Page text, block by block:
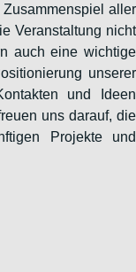
aller
Veranstaltung nicht
auch eine wichtige
unserer
und Ideen
uns darauf, die
Projekte und